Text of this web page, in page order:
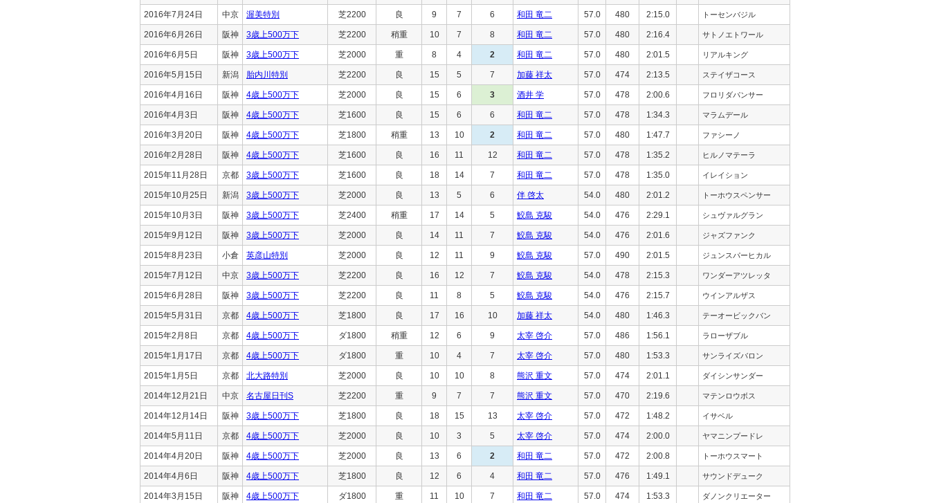
2016年7月24日 中京 渥美特別 芝2200 良 9 7 6 和田 竜二 57.0 480 2:15.0 トーセンバジル
2016年6月26日 阪神 3歳上500万下 芝2200 稍重 10 7 8 和田 竜二 57.0 480 2:16.4 サトノエトワール
2016年6月5日 阪神 3歳上500万下 芝2000 重 8 4 2 和田 竜二 57.0 480 2:01.5 リアルキング
2016年5月15日 新潟 胎内川特別 芝2200 良 15 5 7 加藤 祥太 57.0 474 2:13.5 ステイザコース
2016年4月16日 阪神 4歳上500万下 芝2000 良 15 6 3 酒井 学 57.0 478 2:00.6 フロリダパンサー
2016年4月3日 阪神 4歳上500万下 芝1600 良 15 6 6 和田 竜二 57.0 478 1:34.3 マラムデール
2016年3月20日 阪神 4歳上500万下 芝1800 稍重 13 10 2 和田 竜二 57.0 480 1:47.7 ファシーノ
2016年2月28日 阪神 4歳上500万下 芝1600 良 16 11 12 和田 竜二 57.0 478 1:35.2 ヒルノマテーラ
2015年11月28日 京都 3歳上500万下 芝1600 良 18 14 7 和田 竜二 57.0 478 1:35.0 イレイション
2015年10月25日 新潟 3歳上500万下 芝2000 良 13 5 6 伴 啓太 54.0 480 2:01.2 トーホウスペンサー
2015年10月3日 阪神 3歳上500万下 芝2400 稍重 17 14 5 鮫島 克駿 54.0 476 2:29.1 シュヴァルグラン
2015年9月12日 阪神 3歳上500万下 芝2000 良 14 11 7 鮫島 克駿 54.0 476 2:01.6 ジャズファンク
2015年8月23日 小倉 英彦山特別 芝2000 良 12 11 9 鮫島 克駿 57.0 490 2:01.5 ジュンスパーヒカル
2015年7月12日 中京 3歳上500万下 芝2200 良 16 12 7 鮫島 克駿 54.0 478 2:15.3 ワンダーアツレッタ
2015年6月28日 阪神 3歳上500万下 芝2200 良 11 8 5 鮫島 克駿 54.0 476 2:15.7 ウインアルザス
2015年5月31日 京都 4歳上500万下 芝1800 良 17 16 10 加藤 祥太 54.0 480 1:46.3 テーオービックバン
2015年2月8日 京都 4歳上500万下 ダ1800 稍重 12 6 9 太宰 啓介 57.0 486 1:56.1 ラローザブル
2015年1月17日 京都 4歳上500万下 ダ1800 重 10 4 7 太宰 啓介 57.0 480 1:53.3 サンライズバロン
2015年1月5日 京都 北大路特別 芝2000 良 10 10 8 熊沢 重文 57.0 474 2:01.1 ダイシンサンダー
2014年12月21日 中京 名古屋日刊S 芝2200 重 9 7 7 熊沢 重文 57.0 470 2:19.6 マテンロウボス
2014年12月14日 阪神 3歳上500万下 芝1800 良 18 15 13 太宰 啓介 57.0 472 1:48.2 イサベル
2014年5月11日 京都 4歳上500万下 芝2000 良 10 3 5 太宰 啓介 57.0 474 2:00.0 ヤマニンプードレ
2014年4月20日 阪神 4歳上500万下 芝2000 良 13 6 2 和田 竜二 57.0 472 2:00.8 トーホウスマート
2014年4月6日 阪神 4歳上500万下 芝1800 良 12 6 4 和田 竜二 57.0 476 1:49.1 サウンドデューク
2014年3月15日 阪神 4歳上500万下 ダ1800 重 11 10 7 和田 竜二 57.0 474 1:53.3 ダノンクリエーター